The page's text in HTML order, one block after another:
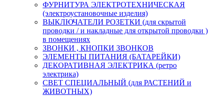
ФУРНИТУРА ЭЛЕКТРОТЕХНИЧЕСКАЯ
(электроустановочные изделия)
ВЫКЛЮЧАТЕЛИ РОЗЕТКИ (для скрытой
проводки / и накладные для открытой проводки )
в помещениях
ЗВОНКИ , КНОПКИ ЗВОНКОВ
ЭЛЕМЕНТЫ ПИТАНИЯ (БАТАРЕЙКИ)
ДЕКОРАТИВНАЯ ЭЛЕКТРИКА (ретро
электрика)
СВЕТ СПЕЦИАЛЬНЫЙ (для РАСТЕНИЙ и
ЖИВОТНЫХ)